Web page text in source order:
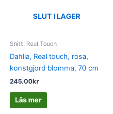
SLUT I LAGER
Snitt, Real Touch
Dahlia, Real touch, rosa,
konstgjord blomma, 70 cm
245.00kr
Läs mer